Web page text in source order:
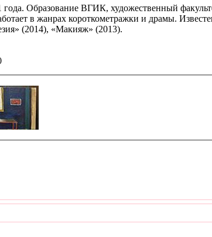
Образование ВГИК, художественный
в жанрах короткометражки и драмы.
(2014), «Макияж» (2013).